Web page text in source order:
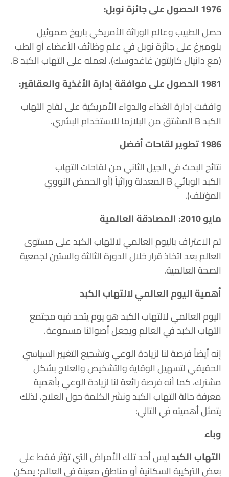
1976 الحصول على جائزة نوبل:
حصل الطبيب وعالم الوراثة الأمريكي باروخ صموئيل
بلومبرغ على جائزة نوبل في علم وظائف الأعضاء أو الطب
(مع دانيال كارلتون غاغدوسك)، لعمله على التهاب الكبد B.
1981 الحصول على موافقة إدارة الأغذية والعقاقير:
وافقت إدارة الغذاء والدواء الأمريكية على لقاح التهاب
الكبد B المشتق من البلازما للاستخدام البشري.
1986 تطوير لقاحات أفضل
نتائج البحث في الجيل الثاني من لقاحات التهاب
الكبد الوبائي B المعدلة وراثياً (أو الحمض النووي
المؤتلف).
مايو 2010: المصادقة العالمية
تم الاعتراف باليوم العالمي لالتهاب الكبد على مستوى
العالم بعد اتخاذ قرار خلال الدورة الثالثة والستين لجمعية
الصحة العالمية.
أهمية اليوم العالمي لالتهاب الكبد
اليوم العالمي لالتهاب الكبد هو يوم يتحد فيه مجتمع
التهاب الكبد في العالم ويجعل أصواتنا مسموعة.
إنه أيضاً فرصة لنا لزيادة الوعي وتشجيع التغيير السياسي
الحقيقي لتسهيل الوقاية والتشخيص والعلاج بشكل
مشترك، كما أنه فرصة رائعة لنا لزيادة الوعي بأهمية
معرفة حالة التهاب الكبد ونشر الكلمة حول العلاج، لذلك
يتمثل أهميته في التالي:
وباء
التهاب الكبدليس أحد تلك الأمراض التي تؤثر فقط على
بعض التركيبة السكانية أو مناطق معينة في العالم؛ يمكن